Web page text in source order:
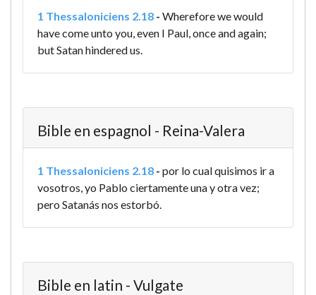
1 Thessaloniciens 2.18 - Wherefore we would
have come unto you, even I Paul, once and again;
but Satan hindered us.
Bible en espagnol - Reina-Valera
1 Thessaloniciens 2.18 - por lo cual quisimos ir a
vosotros, yo Pablo ciertamente una y otra vez;
pero Satanás nos estorbó.
Bible en latin - Vulgate